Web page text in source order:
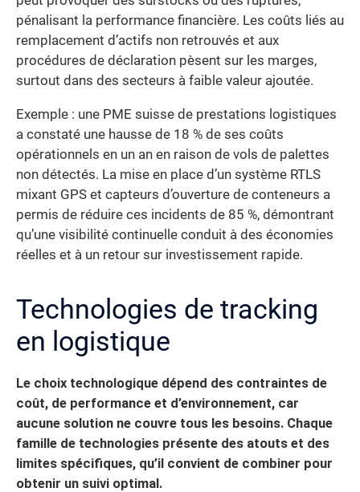
pénalisant la performance financière. Les coûts liés au
remplacement d’actifs non retrouvés et aux
procédures de déclaration pèsent sur les marges,
surtout dans des secteurs à faible valeur ajoutée.
Exemple : une PME suisse de prestations logistiques
a constaté une hausse de 18 % de ses coûts
opérationnels en un an en raison de vols de palettes
non détectés. La mise en place d’un système RTLS
mixant GPS et capteurs d’ouverture de conteneurs a
permis de réduire ces incidents de 85 %, démontrant
qu’une visibilité continuelle conduit à des économies
réelles et à un retour sur investissement rapide.
Technologies de tracking
en logistique
Le choix technologique dépend des contraintes de
coût, de performance et d’environnement, car
aucune solution ne couvre tous les besoins. Chaque
famille de technologies présente des atouts et des
limites spécifiques, qu’il convient de combiner pour
obtenir un suivi optimal.